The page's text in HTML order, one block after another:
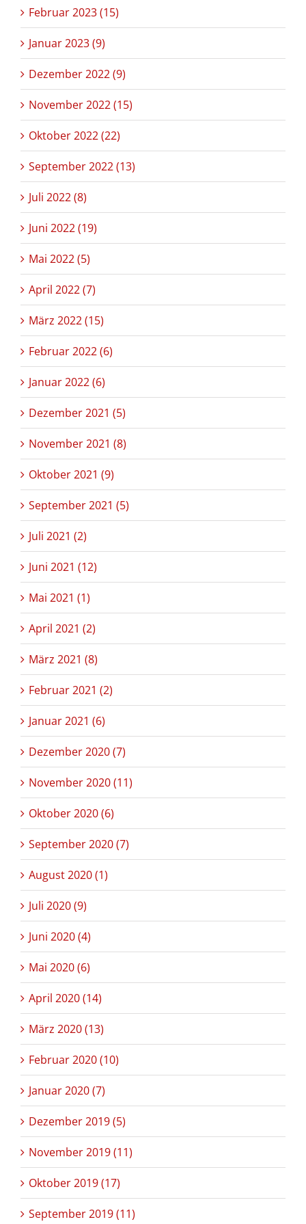
Februar 2023 (15)
Januar 2023 (9)
Dezember 2022 (9)
November 2022 (15)
Oktober 2022 (22)
September 2022 (13)
Juli 2022 (8)
Juni 2022 (19)
Mai 2022 (5)
April 2022 (7)
März 2022 (15)
Februar 2022 (6)
Januar 2022 (6)
Dezember 2021 (5)
November 2021 (8)
Oktober 2021 (9)
September 2021 (5)
Juli 2021 (2)
Juni 2021 (12)
Mai 2021 (1)
April 2021 (2)
März 2021 (8)
Februar 2021 (2)
Januar 2021 (6)
Dezember 2020 (7)
November 2020 (11)
Oktober 2020 (6)
September 2020 (7)
August 2020 (1)
Juli 2020 (9)
Juni 2020 (4)
Mai 2020 (6)
April 2020 (14)
März 2020 (13)
Februar 2020 (10)
Januar 2020 (7)
Dezember 2019 (5)
November 2019 (11)
Oktober 2019 (17)
September 2019 (11)